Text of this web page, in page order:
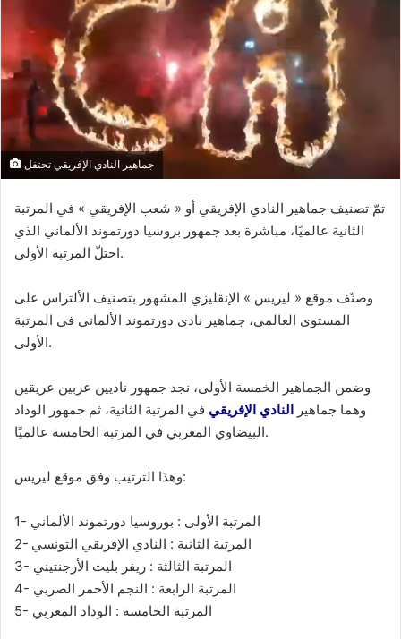
l
o
X
o
y
n
c
u
i
جماهير النادي الإفريقي تحتفل
تمّ تصنيف جماهير النادي الإفريقي أو « شعب الإفريقي » في المرتبة
الثانية عالميًا، مباشرة بعد جمهور بروسيا دورتموند الألماني الذي
احتلّ المرتبة الأولى.
وصنّف موقع « ليريس » الإنقليزي المشهور بتصنيف الألتراس على
المستوى العالمي، جماهير نادي دورتموند الألماني في المرتبة
الأولى.
وضمن الجماهير الخمسة الأولى، نجد جمهور ناديين عربين عريقين
وهما جماهير النادي الإفريقي في المرتبة الثانية، ثم جمهور الوداد
البيضاوي المغربي في المرتبة الخامسة عالميًا.
وهذا الترتيب وفق موقع ليريس:
1- المرتبة الأولى : بوروسيا دورتموند الألماني
2- المرتبة الثانية : النادي الإفريقي التونسي
3- المرتبة الثالثة : ريفر بليت الأرجنتيني
4- المرتبة الرابعة : النجم الأحمر الصربي
5- المرتبة الخامسة : الوداد المغربي